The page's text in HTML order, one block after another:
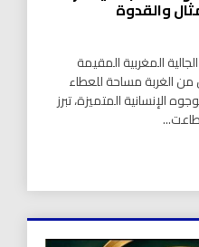
والقدوة
المغربية المقيمة
من الغربة مساحة للعطاء
الإنسانية المتميزة، تبرز